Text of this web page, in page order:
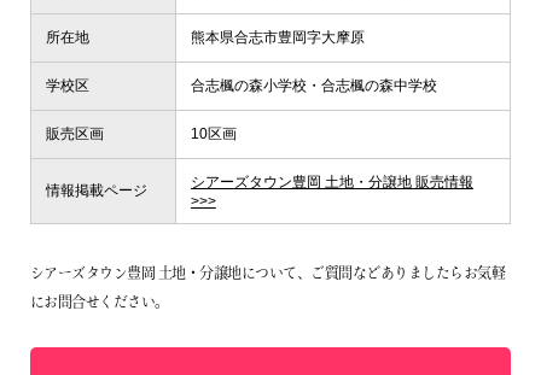
企業情報
プライバシーポリシー
所在地 熊本県合志市豊岡字大摩原
学校区 合志楓の森小学校・合志楓の森中学校
販売区画 10区画
情報掲載ページ
シアーズタウン豊岡 土地・分譲地 販売情報
>>>
シアーズタウン豊岡 土地・分譲地について、ご質問などありましたらお気軽
にお問合せください。